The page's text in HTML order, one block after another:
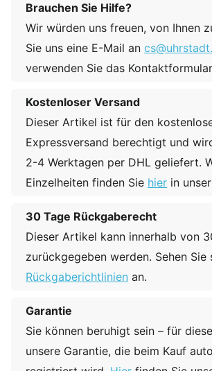
Brauchen Sie Hilfe?
Wir würden uns freuen, von Ihnen
Sie uns eine E-Mail an
verwenden Sie das Kontaktformular
Kostenloser Versand
Dieser Artikel ist für den
Expressversand berechtigt und
2-4 Werktagen per DHL geliefert.
Einzelheiten finden Sie hier in
30 Tage Rückgaberecht
Dieser Artikel kann innerhalb von
zurückgegeben werden. Sehen Sie
Rückgaberichtlinien an.
Garantie
Sie können beruhigt sein – für
unsere Garantie, die beim Kauf